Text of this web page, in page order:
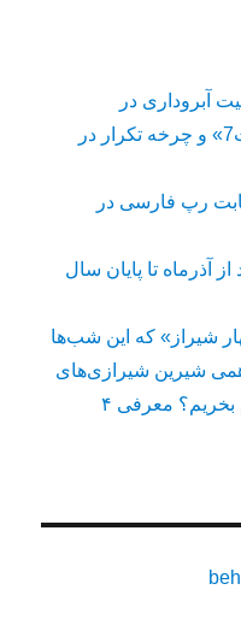
آبروداری در
خواستگاری: شباهت با «پایتخت7» و چرخه تکرار در
رپ فارسی در
آذرماه تا پایان سال
شیراز» که این شب‌ها
شیرین شیرازی‌های
از کجا اکانت اسپاتیفای پرمیوم بخریم؟ معرفی ۴